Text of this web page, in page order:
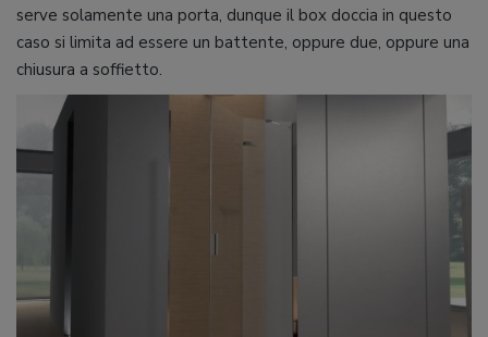
serve solamente una porta, dunque il box doccia in questo
caso si limita ad essere un battente, oppure due, oppure una
chiusura a soffietto.